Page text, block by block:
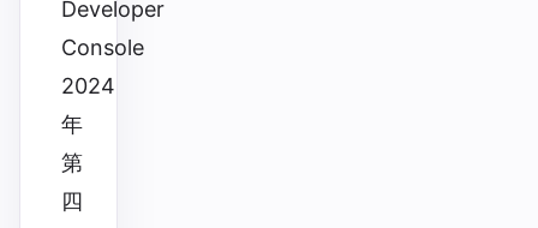
Developer
Console
2024
年
第
四